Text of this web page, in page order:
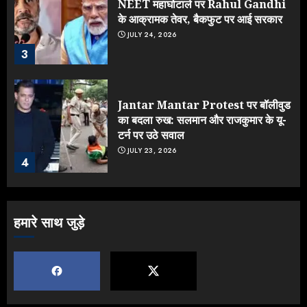
3
NEET महाघोटाले पर Rahul Gandhi
के आक्रामक तेवर, बैकफुट पर आई सरकार
JULY 24, 2026
4
Jantar Mantar Protest पर बॉलीवुड
का बदला रुख: सलमान और राजकुमार के यू-
टर्न पर उठे सवाल
JULY 23, 2026
हमारे साथ जुड़े